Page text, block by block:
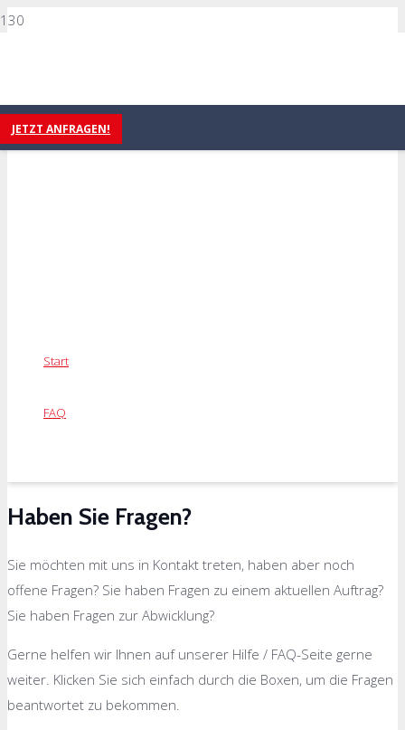
JETZT ANFRAGEN!
Start
FAQ
Haben Sie Fragen?
Sie möchten mit uns in Kontakt treten, haben aber noch
offene Fragen? Sie haben Fragen zu einem aktuellen Auftrag?
Sie haben Fragen zur Abwicklung?
Gerne helfen wir Ihnen auf unserer Hilfe / FAQ-Seite gerne
weiter. Klicken Sie sich einfach durch die Boxen, um die Fragen
beantwortet zu bekommen.